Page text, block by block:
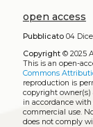
open access
Pubblicato04
Copyright© 2025
This is an open-
Commons
reproduction is
copyright
in accordance
commercial use.
does not comply